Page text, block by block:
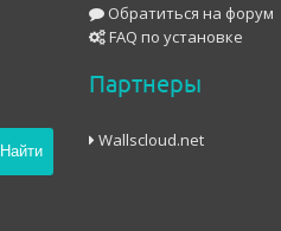
Обратиться на форум
FAQ по установке
Партнеры
Wallscloud.net